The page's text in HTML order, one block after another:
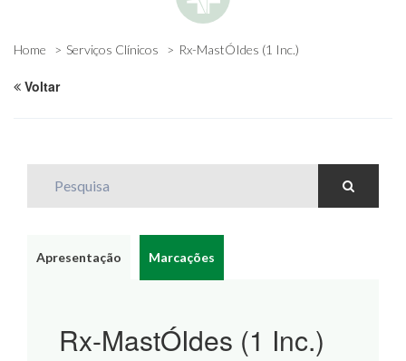
Home Serviços Clínicos Rx-MastÓIdes (1 Inc.)
Voltar
Apresentação Marcações
Rx-MastÓIdes (1 Inc.)